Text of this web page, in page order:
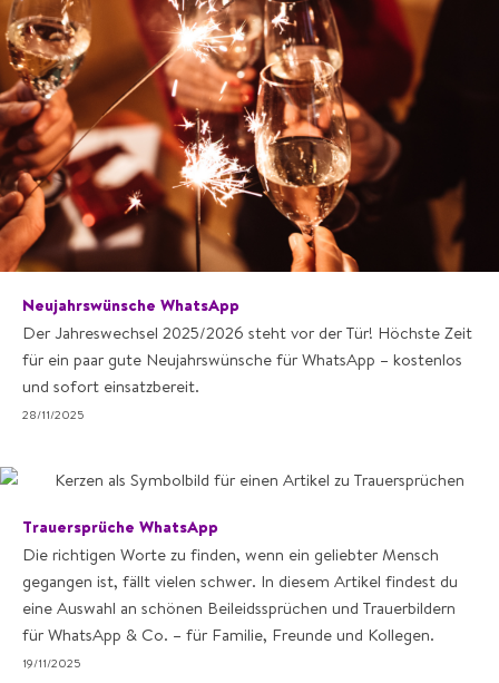
Neujahrswünsche WhatsApp
Der Jahreswechsel 2025/2026 steht vor der Tür! Höchste Zeit
für ein paar gute Neujahrswünsche für WhatsApp – kostenlos
und sofort einsatzbereit.
28/11/2025
Trauersprüche WhatsApp
Die richtigen Worte zu finden, wenn ein geliebter Mensch
gegangen ist, fällt vielen schwer. In diesem Artikel findest du
eine Auswahl an schönen Beileidssprüchen und Trauerbildern
für WhatsApp & Co. – für Familie, Freunde und Kollegen.
19/11/2025